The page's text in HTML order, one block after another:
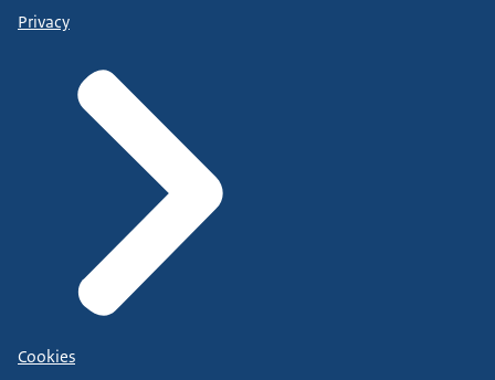
Privacy
Cookies